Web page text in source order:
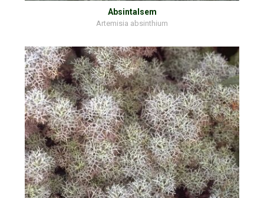
Absintalsem
Artemisia absinthium